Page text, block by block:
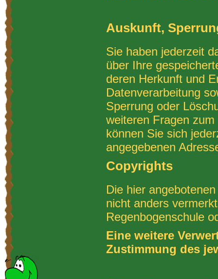
Auskunft,
Sie haben jederzeit
über Ihre
deren Herkunft und
Datenverarbeitung
Sperrung oder
weiteren Fragen
können Sie sich
angegebenen
Copyrights
Die hier
nicht anders
Regenbogenschule
Eine weitere
Zustimmung des